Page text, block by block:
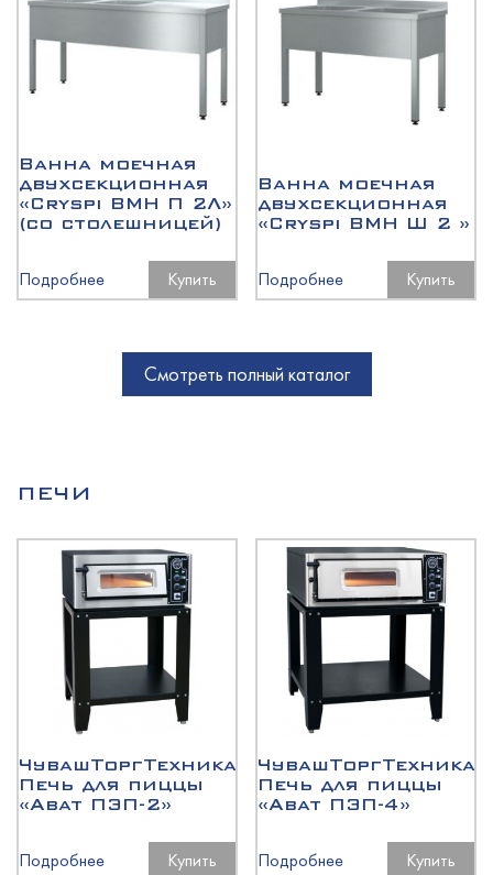
Ванна моечная
двухсекционная
«Cryspi ВМН П 2Л»
(со столешницей)
Подробнее Купить
Ванна моечная
двухсекционная
«Cryspi ВМН Ш 2 »
Подробнее Купить
Смотреть полный каталог
ПЕЧИ
ЧувашТоргТехника
Печь для пиццы
«Abat ПЭП-2»
Подробнее Купить
ЧувашТоргТехника
Печь для пиццы
«Abat ПЭП-4»
Подробнее Купить